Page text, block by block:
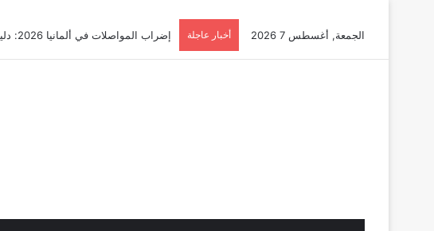
الجمعة, أغسطس 7 2026 أخبار عاجلة إضراب المواصلات في ألمانيا 2026: دليلك الشامل للحقوق والبدائل والتعويضات